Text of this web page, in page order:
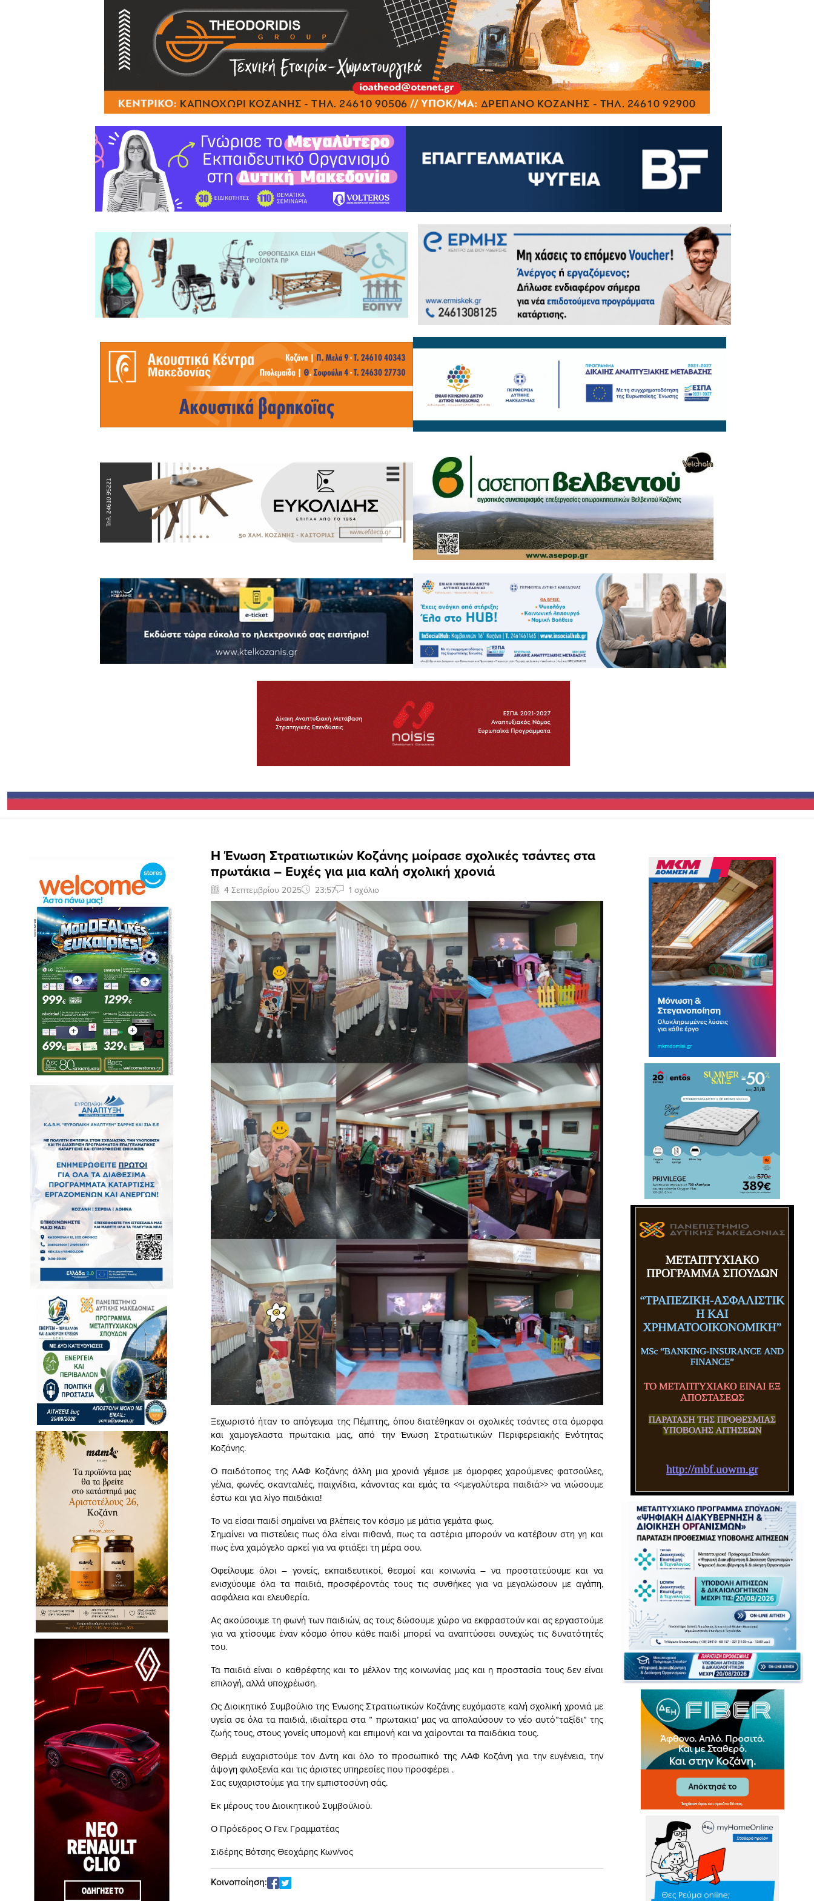
Η Ένωση Στρατιωτικών Κοζάνης μοίρασε σχολικές τσάντες στα
πρωτάκια – Ευχές για μια καλή σχολική χρονιά
4 Σεπτεμβρίου 2025 23:57 1 σχόλιο
Ξεχωριστό ήταν το απόγευμα της Πέμπτης, όπου διατέθηκαν οι σχολικές τσάντες στα όμορφα
και χαμογελαστα πρωτακια μας, από την Ένωση Στρατιωτικών Περιφερειακής Ενότητας
Κοζάνης.
Ο παιδότοπος της ΛΑΦ Κοζάνης άλλη μια χρονιά γέμισε με όμορφες χαρούμενες φατσούλες,
γέλια, φωνές, σκανταλιές, παιχνίδια, κάνοντας και εμάς τα <<μεγαλύτερα παιδιά>> να νιώσουμε
έστω και για λίγο παιδάκια!
Το να είσαι παιδί σημαίνει να βλέπεις τον κόσμο με μάτια γεμάτα φως.
Σημαίνει να πιστεύεις πως όλα είναι πιθανά, πως τα αστέρια μπορούν να κατέβουν στη γη και
πως ένα χαμόγελο αρκεί για να φτιάξει τη μέρα σου.
Οφείλουμε όλοι – γονείς, εκπαιδευτικοί, θεσμοί και κοινωνία – να προστατεύουμε και να
ενισχύουμε όλα τα παιδιά, προσφέροντάς τους τις συνθήκες για να μεγαλώσουν με αγάπη,
ασφάλεια και ελευθερία.
Ας ακούσουμε τη φωνή των παιδιών, ας τους δώσουμε χώρο να εκφραστούν και ας εργαστούμε
για να χτίσουμε έναν κόσμο όπου κάθε παιδί μπορεί να αναπτύσσει συνεχώς τις δυνατότητές
του.
Τα παιδιά είναι ο καθρέφτης και το μέλλον της κοινωνίας μας και η προστασία τους δεν είναι
επιλογή, αλλά υποχρέωση.
Ως Διοικητικό Συμβούλιο της Ένωσης Στρατιωτικών Κοζάνης ευχόμαστε καλή σχολική χρονιά με
υγεία σε όλα τα παιδιά, ιδιαίτερα στα ” πρωτακια’ μας να απολαύσουν το νέο αυτό”ταξίδι” της
ζωής τους, στους γονείς υπομονή και επιμονή και να χαίρονται τα παιδάκια τους.
Θερμά ευχαριστούμε τον Δντη και όλο το προσωπικό της ΛΑΦ Κοζάνη για την ευγένεια, την
άψογη φιλοξενία και τις άριστες υπηρεσίες που προσφέρει .
Σας ευχαριστούμε για την εμπιστοσύνη σάς.
Εκ μέρους του Διοικητικού Συμβούλιού.
Ο Πρόεδρος Ο Γεν. Γραμματέας
Σιδέρης Βότσης Θεοχάρης Κων/νος
Κοινοποίηση: